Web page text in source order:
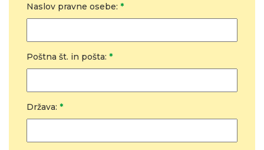
Naslov pravne osebe: *
Poštna št. in pošta: *
Država: *